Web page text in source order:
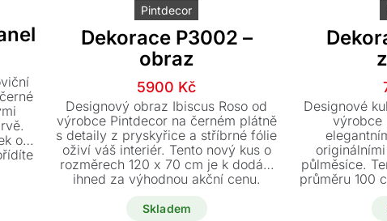
o
Pintdecor
Dekorace P3002 –
obraz
Původní
cena
byla:
8900 Kč.
5900 Kč
Aktuální
cena
je:
5900 Kč.
Designový obraz Ibiscus Roso od
výrobce Pintdecor na černém plátně
s detaily z pryskyřice a stříbrné fólie
oživí váš interiér. Tento nový kus o
rozměrech 120 x 70 cm je k dodání
ihned za výhodnou akční cenu.
Skladem
Designové
výrobce
půlměsíce.
průměru 100